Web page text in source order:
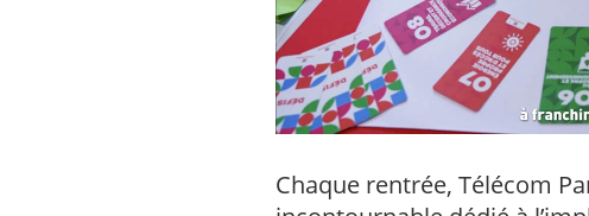
Chaque rentrée, Télécom